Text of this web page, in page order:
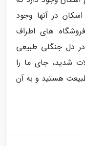
در آنها وجود
های اطراف
دل جنگلی طبیعی
شدید، جای ما را
هستید و به آن